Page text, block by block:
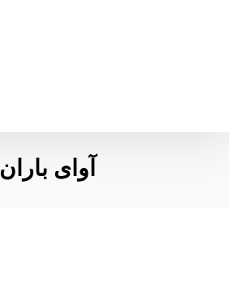
آوای باران